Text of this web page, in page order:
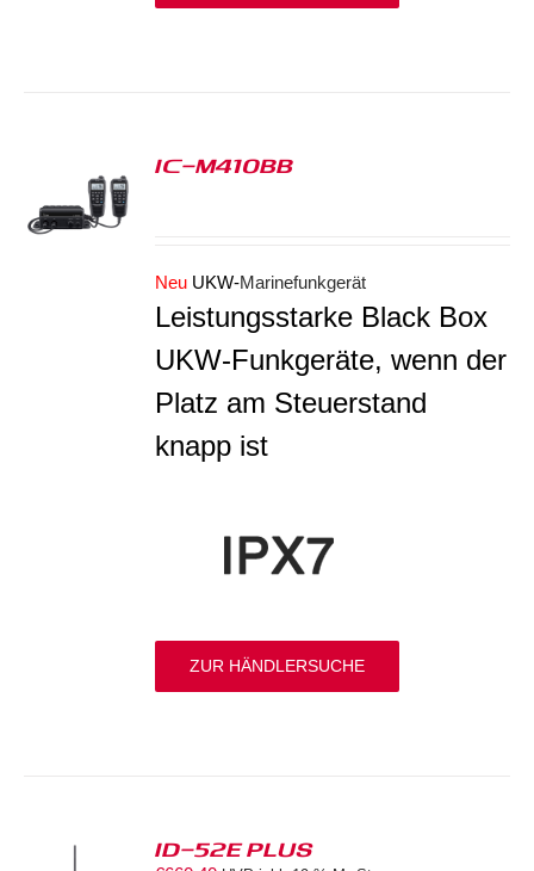
IC-M410BB
Neu UKW-Marinefunkgerät
Leistungsstarke Black Box
UKW-Funkgeräte, wenn der
Platz am Steuerstand
knapp ist
ZUR HÄNDLERSUCHE
ID-52E PLUS